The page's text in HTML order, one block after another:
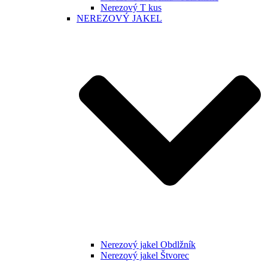
Nerezový T kus
NEREZOVÝ JAKEL
Nerezový jakel Obdlžník
Nerezový jakel Štvorec